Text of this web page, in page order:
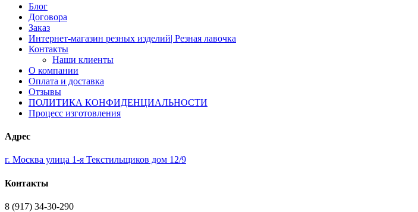
Блог
Договора
Заказ
Интернет-магазин резных изделий| Резная лавочка
Контакты
Наши клиенты
О компании
Оплата и доставка
Отзывы
ПОЛИТИКА КОНФИДЕНЦИАЛЬНОСТИ
Процесс изготовления
Адрес
г. Москва улица 1-я Текстильщиков дом 12/9
Контакты
8 (917) 34-30-290